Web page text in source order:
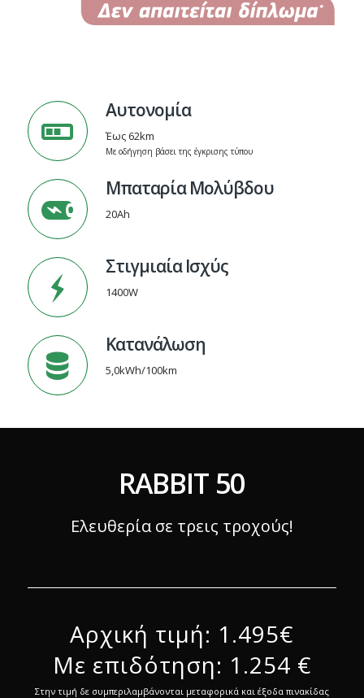
Αυτονομία
Έως 62km
Με οδήγηση βάσει της έγκρισης τύπου
Μπαταρία Μολύβδου
20Ah
Στιγμιαία Ισχύς
1400W
Κατανάλωση
5,0kWh/100km
RABBIT 50
Ελευθερία σε τρεις τροχούς!
Αρχική τιμή: 1.495€
Με επιδότηση: 1.254 €
Στην τιμή δε συμπεριλαμβάνονται μεταφορικά και έξοδα πινακίδας